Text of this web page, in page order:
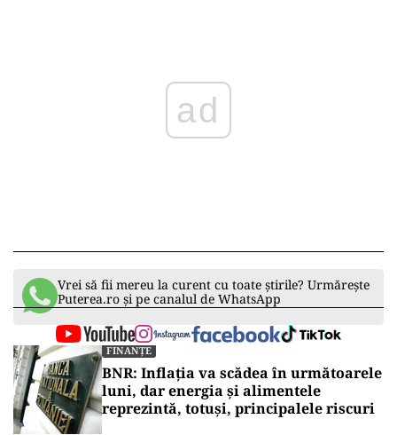
ad
Vrei să fii mereu la curent cu toate știrile? Urmărește
Puterea.ro și pe canalul de WhatsApp
FINANȚE
BNR: Inflația va scădea în următoarele
luni, dar energia și alimentele
reprezintă, totuși, principalele riscuri